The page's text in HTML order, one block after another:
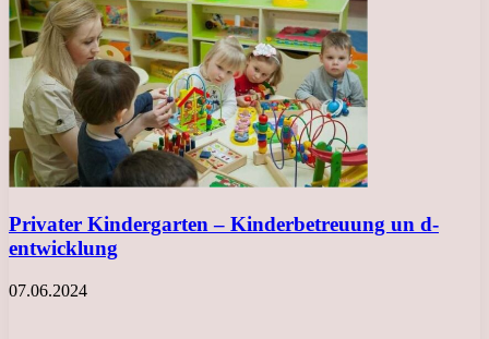
Privater Kindergarten – Kinderbetreuung un d-
entwicklung
07.06.2024